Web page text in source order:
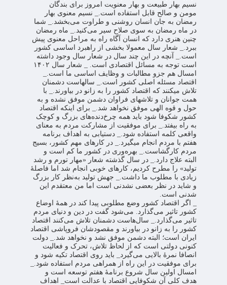
نسیم بهار طبیعت و بهار معنویت امروز برای بندگان
مومن و صالح قابل استفاده است. _‌ نسیم معنوی بهار
رمضان به جان انسان روشنی و طراوت می‌بخشد. _ شما
در ماه رمضان به سوی صلاح سیر می‌کنید. _ ماه رمضان
چنین هنری دارد که انسان آگاه راه به مراحل معنوی پیش
ببرد. _ شعار سال معمولا بخشی از راهبرد اساسی کشور
است. _ آنچه در این چند سال در شعار سال وجود داشته
است توجه به مسائل اقتصادی است.
_ شعار سال ۱۴۰۲
امسال هم جزو مطالبات و وظایف اساسی ما است.
اقتصاد مسئله اصلی کشور است. _ سالهاست دشمنان
تلاش میکنند که اقتصاد کشور را به زانو در بیاورند. _ با
همت جوانان و تلاشهای فراوان دشمن موفق نشده و به
حول و قوه الهی موفق نخواهد شد. _ برای اینکه اقتصاد
کشور شکوفا شود باید همه چرخ‌دنده‌های بزرگ و کوچک
به راه بیفتد. _ برای موفقیت از مشارکت مردم به معنای
واقعی کلمه استفاده شود. _ دستیابی به اهداف برنامه
هفتم با مردم انجام میگیرد. _ در کارهای مهم کشور، بسیج
مردم کارگشاست. _ بهره‌وری در کشور ما کم است و
البته علاج دارد. _ در سال گذشته شعار «مهار تورم و رشد
تولید» را مطرح کردیم، کارهای خوبی انجام شد اما فاصلۀ
زیادی با مطلوب ما داشت. _ جهش تولید به‌نظر کار بزرگ
و شاید در نظر بعضی نشدنی است اما من معتقدم این
شدنی است.
_ اگر اقتصاد کشور وضع مطلوبی پیدا کند در همۀ اوضاع
کشور تاثیر می‌گذارد. می‌شود گفت در دین و دنیای مردم
تاثیر می‌گذارد. _ سال‌هاست دشمنان تلاش می‌کنند اقتصاد
کشور را به زانو در بیاورند و مقصودشان فروپاشی اقتصاد
ایران است؛ البته دشمن موفق نشد و نخواهد شد. _ دولت
کنونی دولتی است که از لحاظ تلاش، تحرک و فعالیت
انصافا نمرۀ بالایی می‌گیرد _ باید روی اقتصاد تکیه شود و
برای موفقیت در این راه از همراهی مردم استفاده شود.
امسال اولین سال شروع برنامۀ هفتم توسعه است و
هدف کلی آن شکوفایی اقتصاد با عدالت است _ اهداف